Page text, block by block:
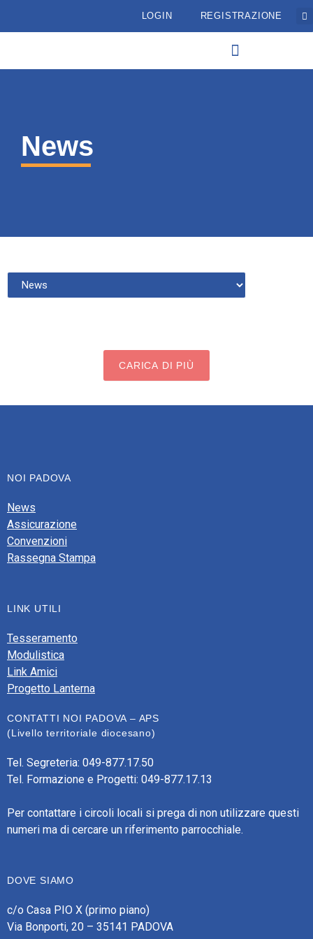
LOGIN REGISTRAZIONE
News
CARICA DI PIÙ
NOI PADOVA
News
Assicurazione
Convenzioni
Rassegna Stampa
LINK UTILI
Tesseramento
Modulistica
Link Amici
Progetto Lanterna
CONTATTI NOI PADOVA – APS
(Livello territoriale diocesano)
Tel. Segreteria: 049-877.17.50
Tel. Formazione e Progetti: 049-877.17.13
Per contattare i circoli locali si prega di non utilizzare questi
numeri ma di cercare un riferimento parrocchiale.
DOVE SIAMO
c/o Casa PIO X (primo piano)
Via Bonporti, 20 – 35141 PADOVA